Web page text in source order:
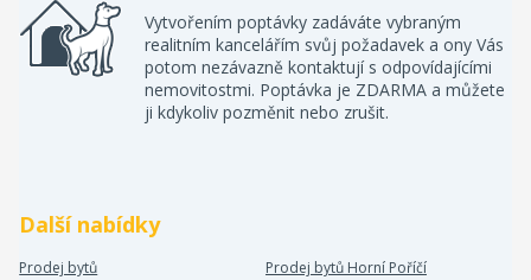
Vytvořením poptávky zadáváte vybraným
realitním kancelářím svůj požadavek a ony Vás
potom nezávazně kontaktují s odpovídajícími
nemovitostmi. Poptávka je ZDARMA a můžete
ji kdykoliv pozměnit nebo zrušit.
Další nabídky
Prodej bytů
Prodej bytů Horní Poříčí